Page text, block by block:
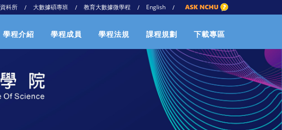
資科所 / 大數據碩專班 / 教育大數據微學程 / English /
學程介紹 學程成員 學程法規 課程規劃 下載專區